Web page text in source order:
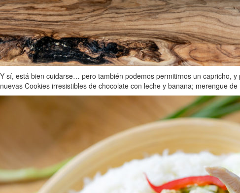
Y sí, está bien cuidarse… pero también podemos permitirnos un capricho,
nuevas Cookies irresistibles de chocolate con leche y banana; merengue